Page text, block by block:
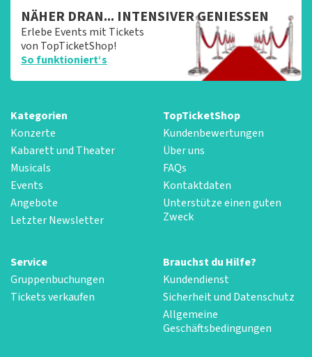
NÄHER DRAN... INTENSIVER GENIESSEN
Erlebe Events mit Tickets
von TopTicketShop!
So funktioniert‘s
Kategorien
Konzerte
Kabarett und Theater
Musicals
Events
Angebote
Letzter Newsletter
TopTicketShop
Kundenbewertungen
Über uns
FAQs
Kontaktdaten
Unterstütze einen guten
Zweck
Service
Gruppenbuchungen
Tickets verkaufen
Brauchst du Hilfe?
Kundendienst
Sicherheit und Datenschutz
Allgemeine
Geschäftsbedingungen